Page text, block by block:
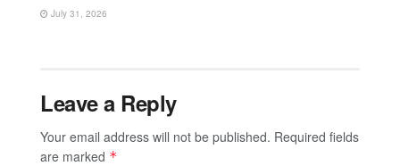
July 31, 2026
Leave a Reply
Your email address will not be published. Required fields
are marked *